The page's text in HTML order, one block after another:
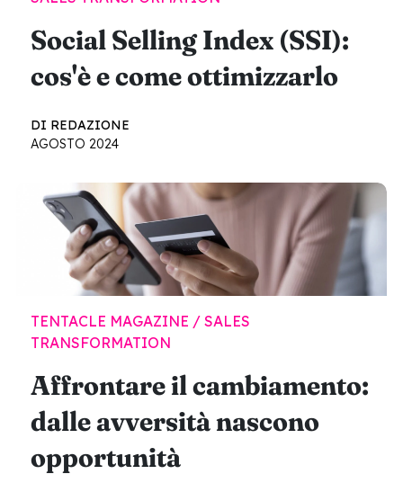
Social Selling Index (SSI):
cos'è e come ottimizzarlo
DI REDAZIONE
AGOSTO 2024
TENTACLE MAGAZINE / SALES
TRANSFORMATION
Affrontare il cambiamento:
dalle avversità nascono
opportunità